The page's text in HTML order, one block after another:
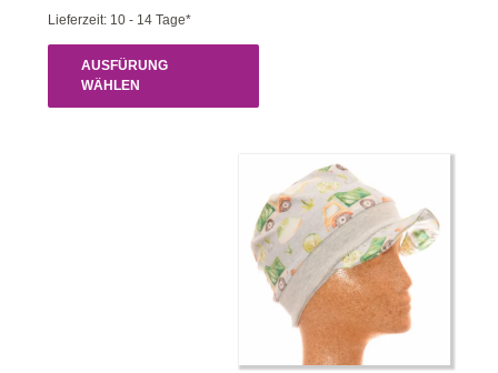
28,00 €
bis
22,40 €
Lieferzeit: 10 - 14 Tage*
AUSFÜRUNG
WÄHLEN